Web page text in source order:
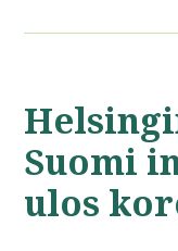
Suomi
ulos